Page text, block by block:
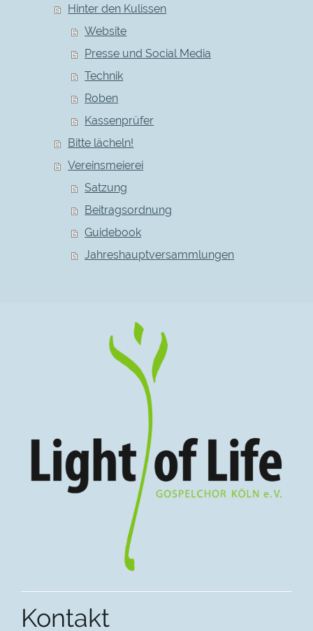
Hinter den Kulissen
Website
Presse und Social Media
Technik
Roben
Kassenprüfer
Bitte lächeln!
Vereinsmeierei
Satzung
Beitragsordnung
Guidebook
Jahreshauptversammlungen
Kontakt